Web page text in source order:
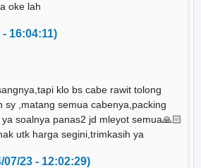
oke lah
- 16:04:11)
klo bs cabe rawit tolong
sy ,matang semua cabenya,packing
soalnya panas2 jd mleyot semua🙏🏻
utk harga segini,trimkasih ya
23 - 12:02:29)